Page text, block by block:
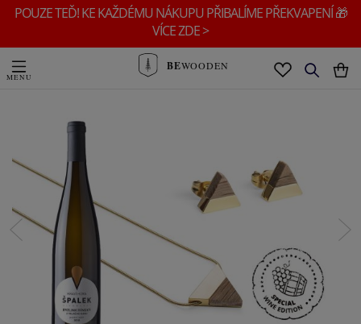
POUZE TEĎ! KE KAŽDÉMU NÁKUPU PŘIBALÍME PŘEKVAPENÍ 🎁
VÍCE ZDE >
BEWOODEN